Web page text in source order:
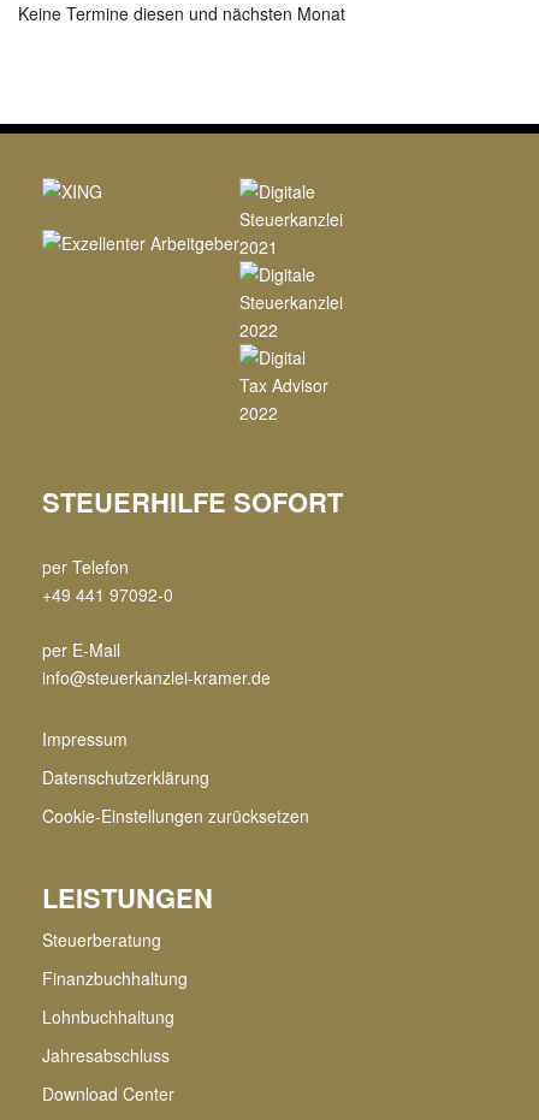
Keine Termine diesen und nächsten Monat
STEUERHILFE SOFORT
per Telefon
+49 441 97092-0
per E-Mail
info@steuerkanzlei-kramer.de
Impressum
Datenschutzerklärung
Cookie-Einstellungen zurücksetzen
LEISTUNGEN
Steuerberatung
Finanzbuchhaltung
Lohnbuchhaltung
Jahresabschluss
Download Center